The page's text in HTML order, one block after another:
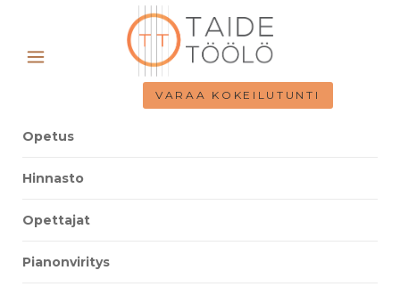
VARAA KOKEILUTUNTI
Opetus
Hinnasto
Opettajat
Pianonviritys